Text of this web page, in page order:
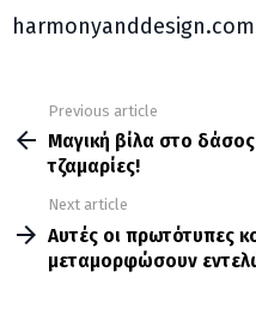
harmonyanddesign.com
more
Previous article
Μαγική βίλα στο
τζαμαρίες!
Next article
Αυτές οι πρωτότυπες
μεταμορφώσουν